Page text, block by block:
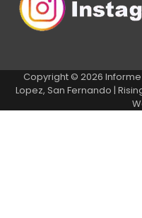
Copyright © 2026
Lopez, San Fernando |